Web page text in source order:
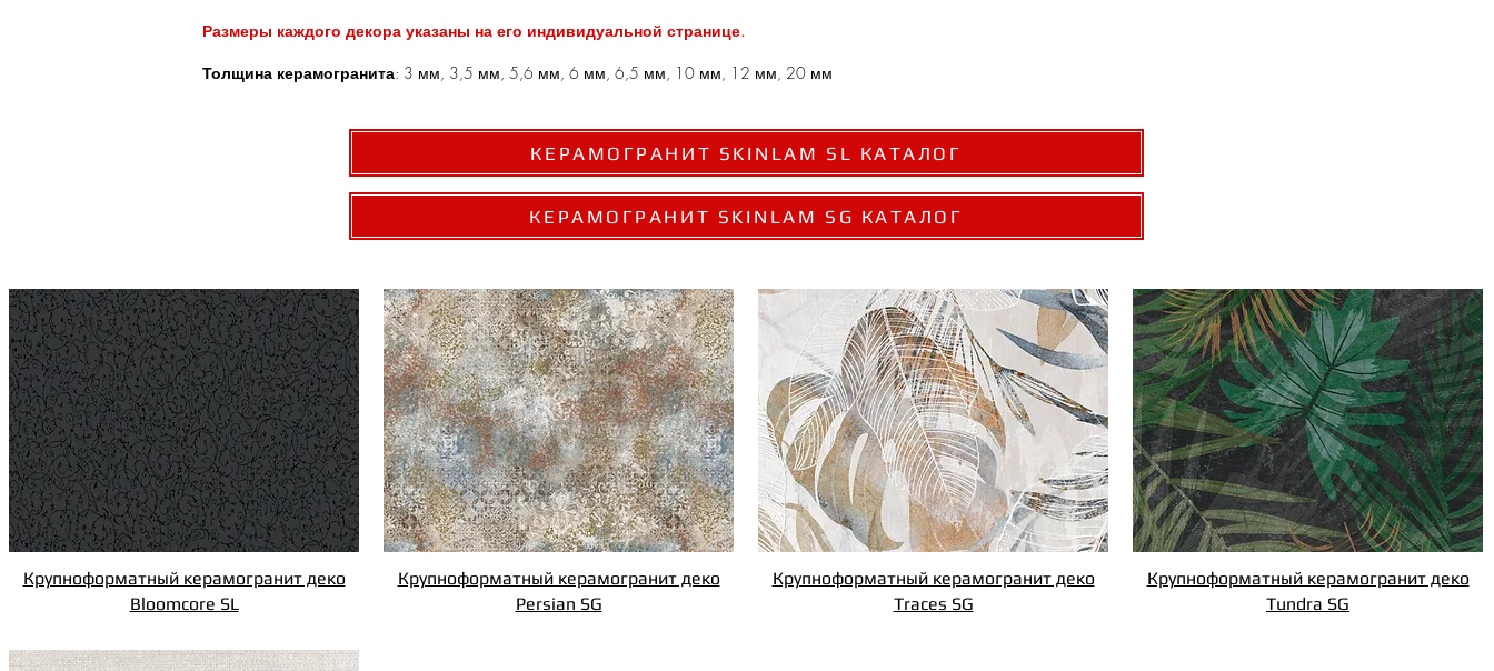
Размеры каждого декора указаны на его индивидуальной странице.
Толщина керамогранита: 3 мм, 3,5 мм, 5,6 мм, 6 мм, 6,5 мм, 10 мм, 12 мм, 20 мм
КЕРАМОГРАНИТ SKINLAM SL КАТАЛОГ
КЕРАМОГРАНИТ SKINLAM SG КАТАЛОГ
Крупноформатный керамогранит деко
Bloomcore SL
Крупноформатный керамогранит деко
Persian SG
Крупноформатный керамогранит деко
Traces SG
Крупноформатный керамогранит деко
Tundra SG